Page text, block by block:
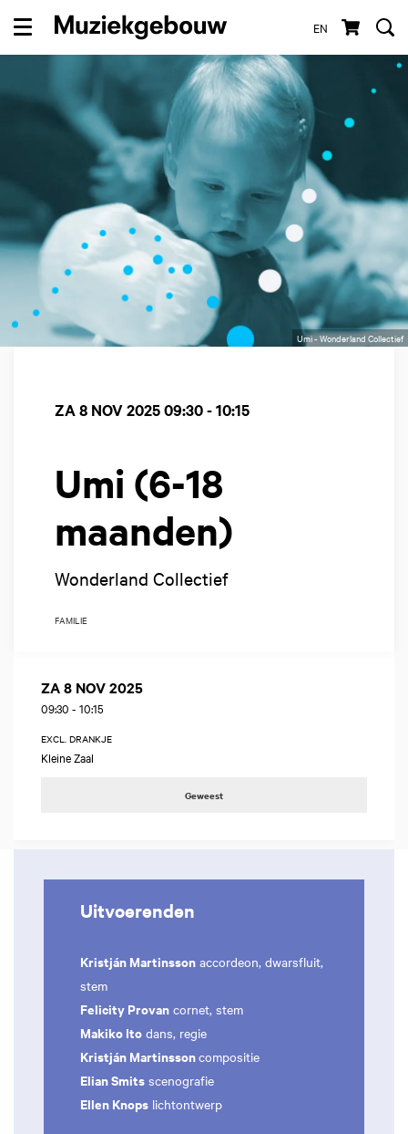
EN
Menu
Umi - Wonderland Collectief
Umi (6-18
maanden)
Wonderland Collectief
ZA 8 NOV 202509:30 - 10:15
FAMILIE
ZA 8 NOV 2025
09:30 - 10:15
EXCL. DRANKJE
Kleine Zaal
Geweest
Uitvoerenden
Kristján Martinsson accordeon, dwarsfluit,
stem
Felicity Provan cornet, stem
Makiko Ito dans, regie
Kristján Martinssoncompositie
Elian Smits scenografie
Ellen Knops lichtontwerp